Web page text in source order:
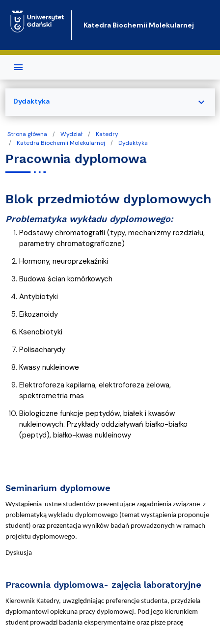
Katedra Biochemii Molekularnej
Strona główna Wydział
Katedry
Katedra Biochemii Molekularnej
Dydaktyka
Pracownia dyplomowa
Blok przedmiotów dyplomowych
Problematyka wykładu dyplomowego:
Podstawy chromatografii (typy, mechanizmy rozdziału,
parametry chromatograficzne)
Hormony, neuroprzekaźniki
Budowa ścian komórkowych
Antybiotyki
Eikozanoidy
Ksenobiotyki
Polisacharydy
Kwasy nukleinowe
Elektroforeza kapilarna, elektroforeza żelowa,
spektrometria mas
Biologiczne funkcje peptydów, białek i kwasów
nukleinowych. Przykłady oddziaływań białko-białko
(peptyd), białko-kwas nukleinowy
Seminarium dyplomowe
Wystąpienia ustne studentów prezentujące zagadnienia związane z
problematyką wykładu dyplomowego (temat wystąpienia proponuje
student) oraz prezentacja wyników badań prowadzonych w ramach
projektu dyplomowego.
Dyskusja
Pracownia dyplomowa- zajęcia laboratoryjne
Kierownik Katedry, uwzględniając preferencje studenta, przydziela
dyplomantowi opiekuna pracy dyplomowej. Pod jego kierunkiem
student prowadzi badania eksperymentalne oraz pisze pracę
Dydaktyka expand_more